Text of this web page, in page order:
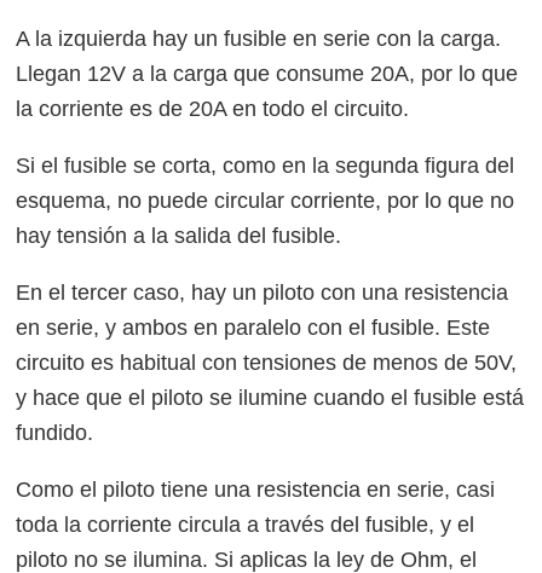
A la izquierda hay un fusible en serie con la carga.
Llegan 12V a la carga que consume 20A, por lo que
la corriente es de 20A en todo el circuito.
Si el fusible se corta, como en la segunda figura del
esquema, no puede circular corriente, por lo que no
hay tensión a la salida del fusible.
En el tercer caso, hay un piloto con una resistencia
en serie, y ambos en paralelo con el fusible. Este
circuito es habitual con tensiones de menos de 50V,
y hace que el piloto se ilumine cuando el fusible está
fundido.
Como el piloto tiene una resistencia en serie, casi
toda la corriente circula a través del fusible, y el
piloto no se ilumina. Si aplicas la ley de Ohm, el